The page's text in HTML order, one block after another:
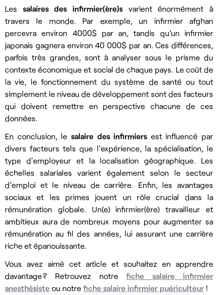
Les salaires des infirmier(ère)s varient énormément à
travers le monde. Par exemple, un infirmier afghan
percevra environ 4000$ par an, tandis qu’un infirmier
japonais gagnera environ 40 000$ par an. Ces différences,
parfois très grandes, sont à analyser sous le prisme du
contexte économique et social de chaque pays. Le coût de
la vie, le fonctionnement du système de santé ou tout
simplement le niveau de développement sont des facteurs
qui doivent remettre en perspective chacune de ces
données.
En conclusion, le salaire des infirmiers est influencé par
divers facteurs tels que l'expérience, la spécialisation, le
type d'employeur et la localisation géographique. Les
échelles salariales varient également selon le secteur
d'emploi et le niveau de carrière. Enfin, les avantages
sociaux et les primes jouent un rôle crucial dans la
rémunération globale. Un(e) infirmier(ère) travailleur et
ambitieux aura de nombreux moyens pour augmenter sa
rémunération au fil des années, lui assurant une carrière
riche et épanouissante.
Vous avez aimé cet article et souhaitez en apprendre
davantage ? Retrouvez notrefiche salaire infirmier
anesthésiste ou notre fiche salaire infirmier puériculteur !